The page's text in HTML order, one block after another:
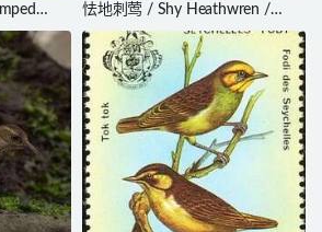
怯地刺莺 / Shy Heathwren /
Hylacola cauta